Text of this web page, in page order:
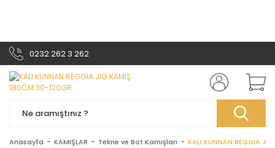
0232 262 3 262
Anasayfa KAMIŞLAR Tekne ve Bot Kamışları KALI KUNNAN REGGIA